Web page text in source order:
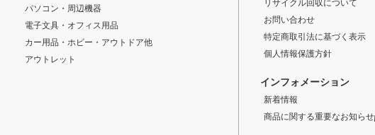
パソコン・周辺機器
電子文具・オフィス用品
カー用品・ホビー・アウトドア他
アウトレット
リサイクル回収について
お問い合わせ
特定商取引法に基づく表示
個人情報保護方針
インフォメーション
新着情報
商品に関する重要なお知らせ